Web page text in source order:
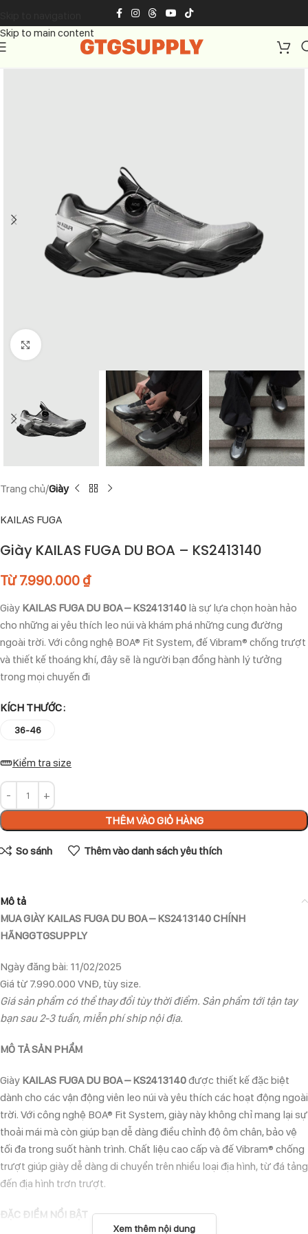
Skip to main content
Click to enlarge
Trang chủ Giày
KAILAS FUGA
Giày KAILAS FUGA DU BOA – KS2413140
Từ7.990.000 ₫
Giày KAILAS FUGA DU BOA – KS2413140 là sự lựa chọn hoàn hảo
cho những ai yêu thích leo núi và khám phá những cung đường
ngoài trời. Với công nghệ BOA® Fit System, đế Vibram® chống trượt
và thiết kế thoáng khí, đây sẽ là người bạn đồng hành lý tưởng
trong mọi chuyến đi
KÍCH THƯỚC
36-46
Kiểm tra size
THÊM VÀO GIỎ HÀNG
So sánh Thêm vào danh sách yêu thích
Mô tả
MUA GIÀY KAILAS FUGA DU BOA – KS2413140 CHÍNH
HÃNGGTGSUPPLY
Ngày đăng bài: 11/02/2025
Giá từ 7.990.000 VNĐ, tùy size.
Giá sản phẩm có thể thay đổi tùy thời điểm. Sản phẩm tới tận tay
bạn sau 2-3 tuần, miễn phí ship nội địa.
MÔ TẢ SẢN PHẨM
Giày KAILAS FUGA DU BOA – KS2413140được thiết kế đặc biệt
dành cho các vận động viên leo núi và yêu thích các hoạt động ngoài
trời. Với công nghệ BOA® Fit System, giày này không chỉ mang lại sự
thoải mái mà còn giúp bạn dễ dàng điều chỉnh độ ôm chân, bảo vệ
tối đa trong suốt hành trình. Chất liệu cao cấp và đế Vibram® chống
trượt giúp giày dễ dàng di chuyển trên nhiều loại địa hình, từ đá tảng
đến địa hình trơn trượt.
ĐẶC ĐIỂM NỔI BẬT
Xem thêm nội dung